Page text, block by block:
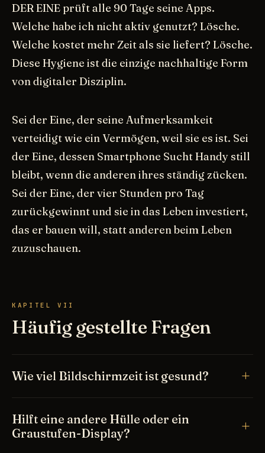
DER EINE prüft alle 90 Tage seine Apps.
Welche habe ich nicht aktiv genutzt? Lösche.
Welche kostet mehr Zeit als sie liefert? Lösche.
Diese Hygiene ist die einzige nachhaltige Form
von digitaler Disziplin.
Sei der Eine, der seine Aufmerksamkeit
verteidigt wie ein Vermögen, weil sie es ist. Sei
der Eine, dessen Smartphone Sucht Handy still
bleibt, wenn die anderen ihres ständig zücken.
Sei der Eine, der vier Stunden pro Tag
zurückgewinnt und sie in das Leben investiert,
das er bauen will, statt anderen beim Leben
zuzuschauen.
KAPITEL VII
Häufig gestellte Fragen
Wie viel Bildschirmzeit ist gesund?
Hilft eine andere Hülle oder ein
Graustufen-Display?